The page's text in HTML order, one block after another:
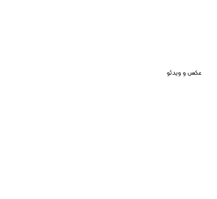
عکس و ویدئو